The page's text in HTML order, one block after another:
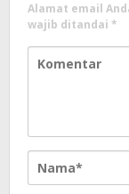
Alamat email
wajib ditandai *